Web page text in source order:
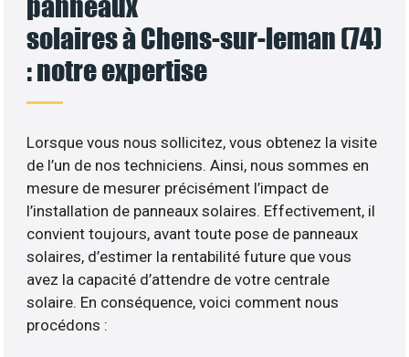
solaires à Chens-sur-leman (74)
: notre expertise
Lorsque vous nous sollicitez, vous obtenez la visite
de l’un de nos techniciens. Ainsi, nous sommes en
mesure de mesurer précisément l’impact de
l’installation de panneaux solaires. Effectivement, il
convient toujours, avant toute pose de panneaux
solaires, d’estimer la rentabilité future que vous
avez la capacité d’attendre de votre centrale
solaire. En conséquence, voici comment nous
procédons :